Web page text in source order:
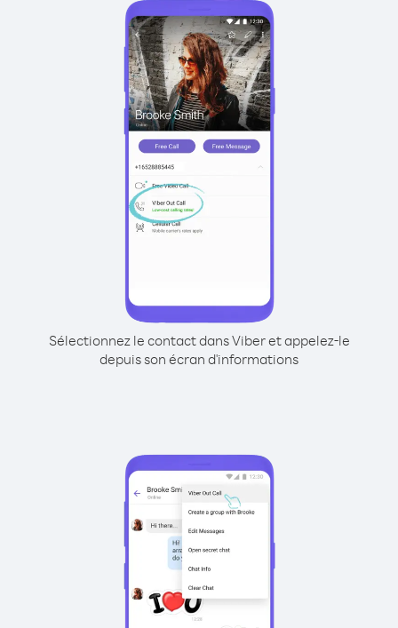
Sélectionnez le contact dans Viber et appelez-le
depuis son écran d'informations